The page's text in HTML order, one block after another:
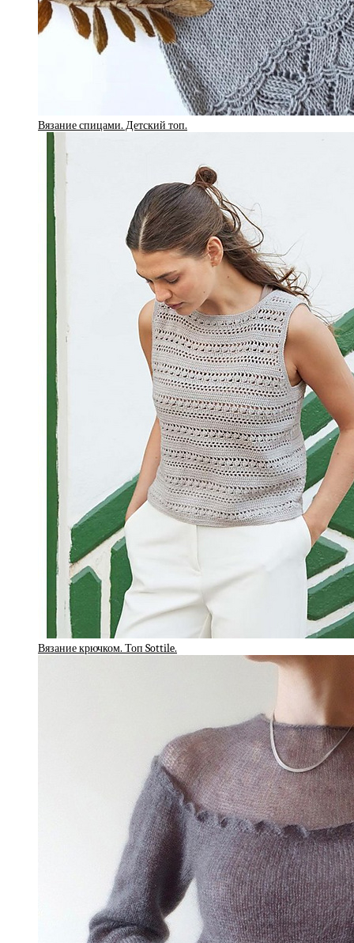
Вязание спицами. Детский топ.
Вязание крючком. Топ Sottile.